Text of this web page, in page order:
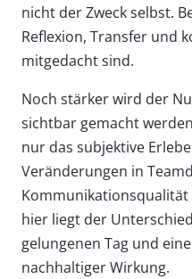
nicht der Zweck selbst.
Reflexion, Transfer und
mitgedacht sind.
Noch stärker wird der
sichtbar gemacht
nur das subjektive
Veränderungen in
hier liegt der
gelungenen Tag und
nachhaltiger Wirkung.